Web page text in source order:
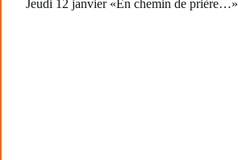
Jeudi 12 janvier «En chemin de prière…»